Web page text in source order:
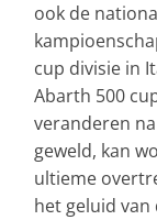
ook de
cup divisie in
Abarth 500
veranderen
geweld, kan
ultieme
het geluid